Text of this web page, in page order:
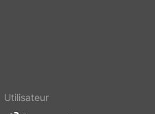
Utilisateur